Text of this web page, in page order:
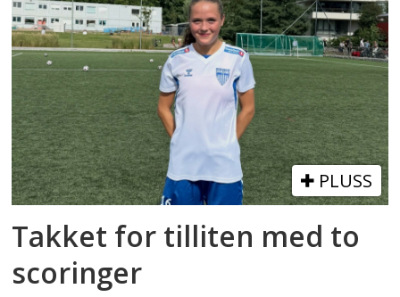
PLUSS
Takket for tilliten med to
scoringer